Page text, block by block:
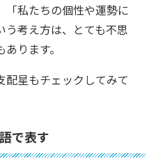
「私たちの個性や運勢に
う考え方は、とても不思
ります。
星もチェックしてみて
で表す